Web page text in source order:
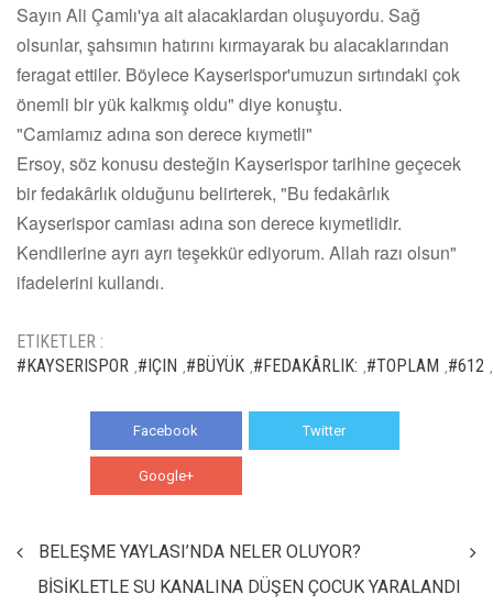
Sayın Ali Çamlı'ya ait alacaklardan oluşuyordu. Sağ
olsunlar, şahsımın hatırını kırmayarak bu alacaklarından
feragat ettiler. Böylece Kayserispor'umuzun sırtındaki çok
önemli bir yük kalkmış oldu" diye konuştu.
"Camiamız adına son derece kıymetli"
Ersoy, söz konusu desteğin Kayserispor tarihine geçecek
bir fedakârlık olduğunu belirterek, "Bu fedakârlık
Kayserispor camiası adına son derece kıymetlidir.
Kendilerine ayrı ayrı teşekkür ediyorum. Allah razı olsun"
ifadelerini kullandı.
ETIKETLER :
#KAYSERISPOR #IÇIN #BÜYÜK #FEDAKÂRLIK: #TOPLAM #612
Facebook Twitter
Google+
BELEŞME YAYLASI’NDA NELER OLUYOR?
BİSİKLETLE SU KANALINA DÜŞEN ÇOCUK YARALANDI